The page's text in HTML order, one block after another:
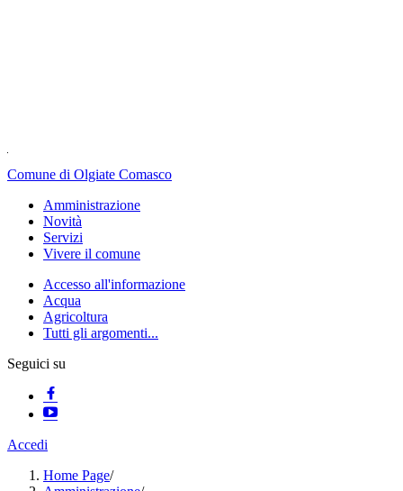
Comune di Olgiate Comasco
Amministrazione
Novità
Servizi
Vivere il comune
Accesso all'informazione
Acqua
Agricoltura
Tutti gli argomenti...
Seguici su
Accedi
Home Page/